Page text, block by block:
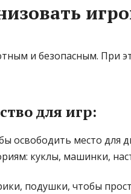
и безопасным. При
для игр:
освободить место для
куклы, машинки,
подушки, чтобы